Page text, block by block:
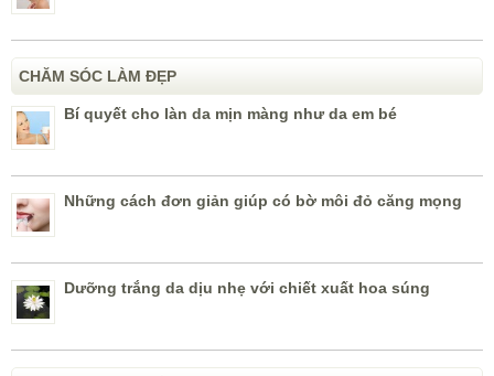
CHĂM SÓC LÀM ĐẸP
Bí quyết cho làn da mịn màng như da em bé
Những cách đơn giản giúp có bờ môi đỏ căng mọng
Dưỡng trắng da dịu nhẹ với chiết xuất hoa súng